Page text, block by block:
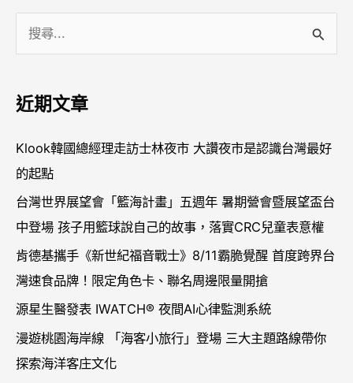
鍵
:
近期文章
Klook韓國總經理走訪士林夜市 大讚夜市是認識台灣最好
的起點
台灣世界展望會「籃海計畫」五週年 暑期營會暨展望盃台
中登場 孩子用籃球說自己的故事，落實CRC兒童表意權
肯德基攜手《新世紀福音戰士》8/11霸脆覺醒 首度跨界台
灣速食品牌！限定角色卡、聯名周邊限量開搶
源星生醫發表 IWATCH® 夜間AI心律監測系統
漫遊桃園海岸線 「海客小旅行」登場 三大主題路線帶你
探索海洋客庄文化